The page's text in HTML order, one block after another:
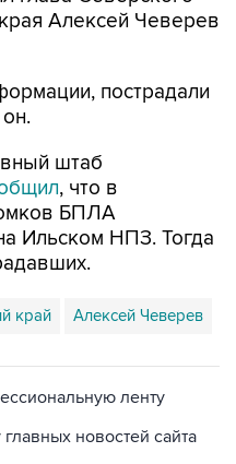
Алексей Чеверев
пострадали
штаб
, что в
БПЛА
Ильском НПЗ. Тогда
край Алексей Чеверев
ленту
новостей сайта